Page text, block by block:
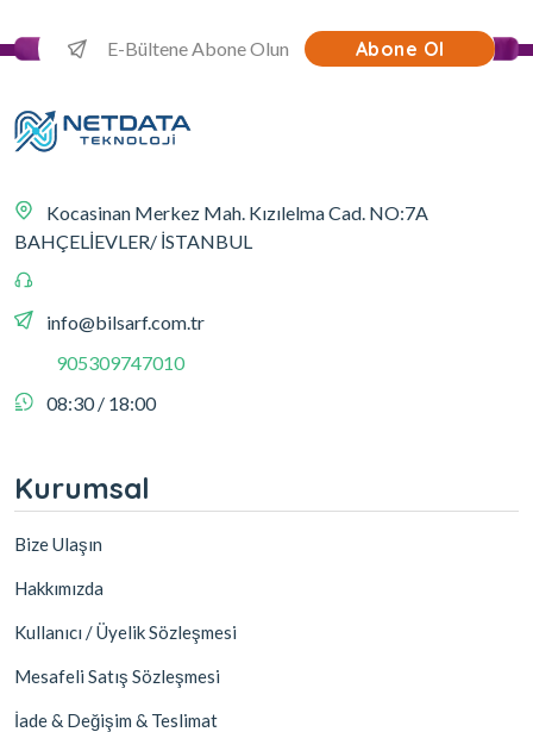
Abone Ol
Kocasinan Merkez Mah. Kızılelma Cad. NO:7A
BAHÇELİEVLER/ İSTANBUL
info@bilsarf.com.tr
905309747010
08:30 / 18:00
Kurumsal
Bize Ulaşın
Hakkımızda
Kullanıcı / Üyelik Sözleşmesi
Mesafeli Satış Sözleşmesi
İade & Değişim & Teslimat